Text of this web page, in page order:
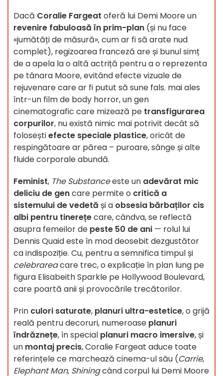
Dacă Coralie Fargeat oferă lui Demi Moore un
revenire fabuloasă în prim-plan (și nu face
«jumătăți de măsură», cum ar fi să arate nud
complet), regizoarea franceză are și bunul simț
de a apela la o altă actriță pentru a o reprezenta
pe tânara Moore, evitând efecte vizuale de
rejuvenare care ar fi putut să sune fals. mai ales
într-un film de body horror, un gen
cinematografic care mizează pe transfigurarea
corpurilor, nu există nimic mai potrivit decât să
foloseștiefecte speciale plastice, oricât de
respingătoare ar părea – puroare, sânge și alte
fluide corporale abundă.
Feminist, The Substanceeste un adevărat mic
deliciu de gencare permite o critică a
sistemului de vedetă și a obsesia bărbaților cis
albi pentru tinerețecare, cândva, se reflectă
asupra femeilor de peste 50 de ani — rolul lui
Dennis Quaid este în mod deosebit dezgustător
ca indispoziție. Cu, pentru a semnifica timpul și
celebrareacare trec, o explicație în plan lung pe
figura Elisabeith Sparkle pe Hollywood Boulevard,
care poartă anii și provocările trecătorilor.
Prin culori saturate, planuri ultra-estetice, o grijă
reală pentru decoruri, numeroase planuri
îndrăznețe, în special planuri macro imersive, și
un montaj precis, Coralie Fargeat aduce toate
referințele ce marchează cinema-ul său (Carrie,
Elephant Man, Shiningcând corpul lui Demi Moore